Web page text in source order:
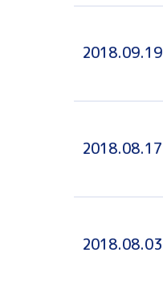
2018.09.19
2018.08.17
2018.08.03